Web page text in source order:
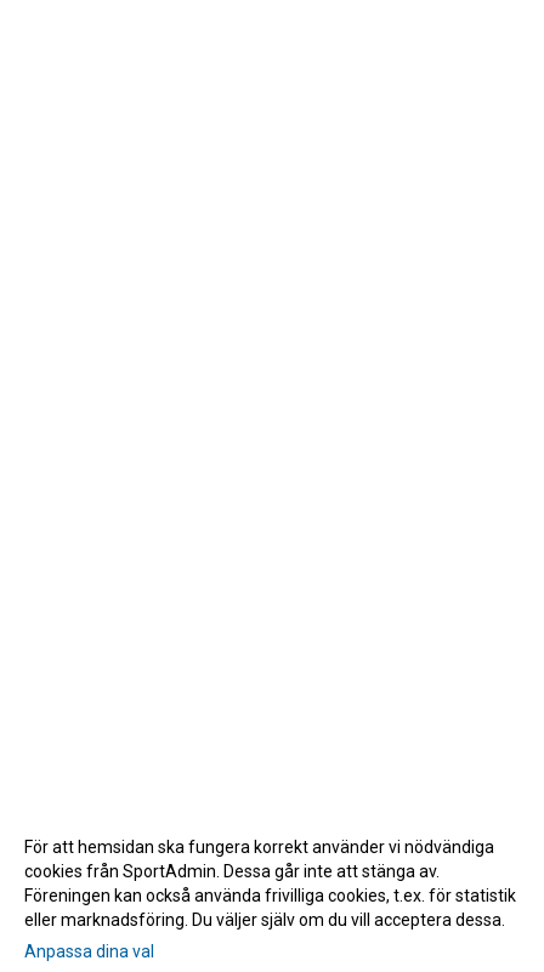
För att hemsidan ska fungera korrekt använder vi nödvändiga
cookies från SportAdmin. Dessa går inte att stänga av.
Föreningen kan också använda frivilliga cookies, t.ex. för statistik
eller marknadsföring. Du väljer själv om du vill acceptera dessa.
Anpassa dina val